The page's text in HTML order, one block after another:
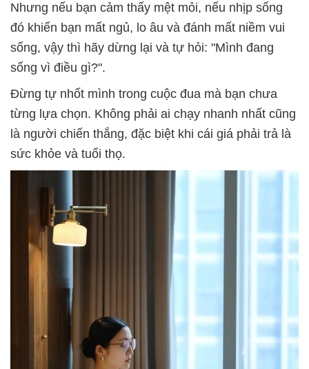
Nhưng nếu bạn cảm thấy mệt mỏi, nếu nhịp sống
đó khiến bạn mất ngủ, lo âu và đánh mất niềm vui
sống, vậy thì hãy dừng lại và tự hỏi: "Mình đang
sống vì điều gì?".
Đừng tự nhốt mình trong cuộc đua mà bạn chưa
từng lựa chọn. Không phải ai chạy nhanh nhất cũng
là người chiến thắng, đặc biệt khi cái giá phải trả là
sức khỏe và tuổi thọ.